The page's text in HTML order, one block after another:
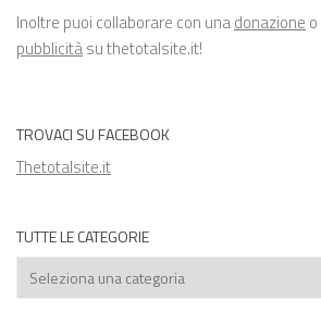
Inoltre puoi collaborare con unadonazione o
pubblicitàsu thetotalsite.it!
TROVACI SU FACEBOOK
Thetotalsite.it
TUTTE LE CATEGORIE
Tutte
le